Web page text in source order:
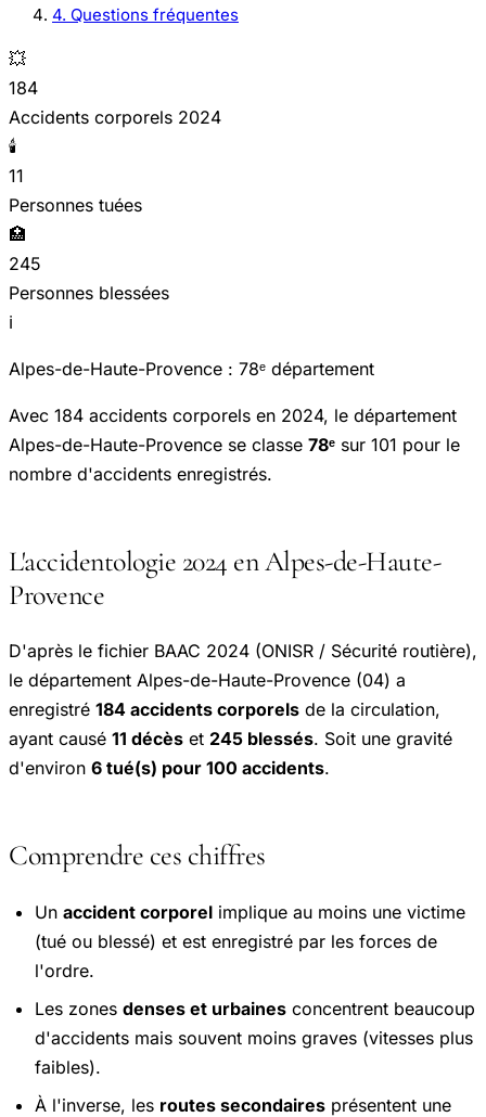
4. Questions fréquentes
💥
184
Accidents corporels 2024
🕯️
11
Personnes tuées
🏥
245
Personnes blessées
ℹ️
Alpes-de-Haute-Provence : 78ᵉ département
Avec 184 accidents corporels en 2024, le département
Alpes-de-Haute-Provence se classe 78ᵉ sur 101 pour le
nombre d'accidents enregistrés.
L'accidentologie 2024 en Alpes-de-Haute-
Provence
D'après le fichier BAAC 2024 (ONISR / Sécurité routière),
le département Alpes-de-Haute-Provence (04) a
enregistré 184 accidents corporels de la circulation,
ayant causé 11 décès et 245 blessés. Soit une gravité
d'environ 6 tué(s) pour 100 accidents.
Comprendre ces chiffres
Un accident corporel implique au moins une victime
(tué ou blessé) et est enregistré par les forces de
l'ordre.
Les zones denses et urbaines concentrent beaucoup
d'accidents mais souvent moins graves (vitesses plus
faibles).
À l'inverse, les routes secondaires présentent une